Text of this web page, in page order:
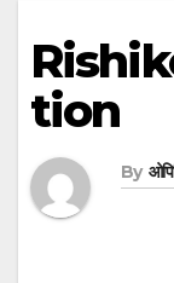
tion
By